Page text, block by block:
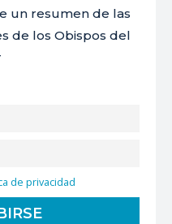
un resumen de las
de los Obispos del
de privacidad